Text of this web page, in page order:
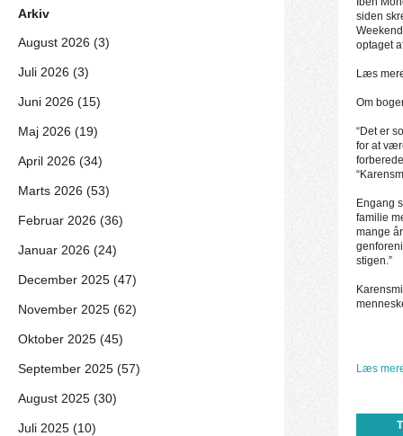
siden
optaget
Læs
Om
“Det er
for at
Engang
familie
mange
stigen.”
Læs
Arkiv
August 2026 (3)
Juli 2026 (3)
Juni 2026 (15)
Maj 2026 (19)
April 2026 (34)
Marts 2026 (53)
Februar 2026 (36)
Januar 2026 (24)
December 2025 (47)
November 2025 (62)
Oktober 2025 (45)
September 2025 (57)
August 2025 (30)
Juli 2025 (10)